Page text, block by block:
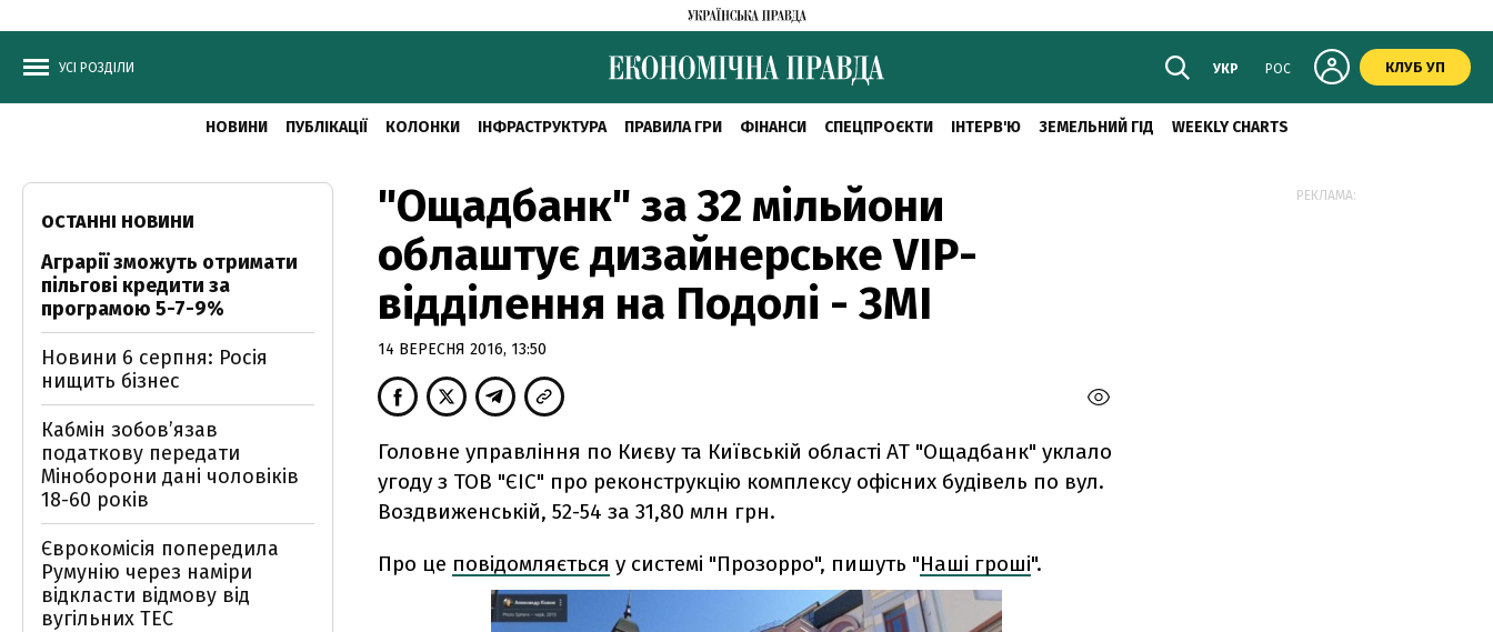
УСІ РОЗДІЛИ УКР РОС КЛУБ УП
НОВИНИ ПУБЛІКАЦІЇ КОЛОНКИ ІНФРАСТРУКТУРА ПРАВИЛА ГРИ ФІНАНСИ СПЕЦПРОЄКТИ ІНТЕРВ'Ю ЗЕМЕЛЬНИЙ ГІД WEEKLY CHARTS
"Ощадбанк" за 32 мільйони
облаштує дизайнерське VIP-
відділення на Подолі - ЗМІ
14 ВЕРЕСНЯ 2016, 13:50
Головне управління по Києву та Київській області АТ "Ощадбанк" уклало
угоду з ТОВ "ЄІС" про реконструкцію комплексу офісних будівель по вул.
Воздвиженській, 52-54 за 31,80 млн грн.
Про це повідомляється у системі "Прозорро", пишуть "Наші гроші".
ОСТАННІ НОВИНИ
Аграрії зможуть отримати
пільгові кредити за
програмою 5-7-9%
Новини 6 серпня: Росія
нищить бізнес
Кабмін зобовʼязав
податкову передати
Міноборони дані чоловіків
18-60 років
Єврокомісія попередила
Румунію через наміри
відкласти відмову від
вугільних ТЕС
РЕКЛАМА: